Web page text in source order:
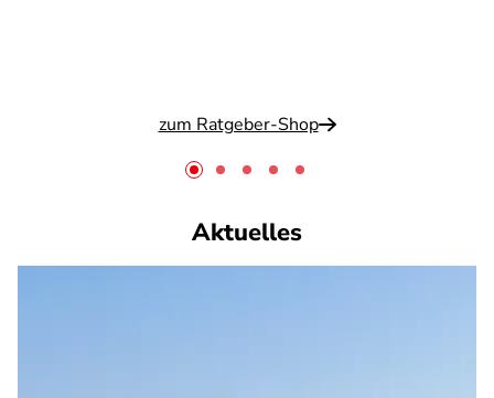
zum Ratgeber-Shop
Aktuelles